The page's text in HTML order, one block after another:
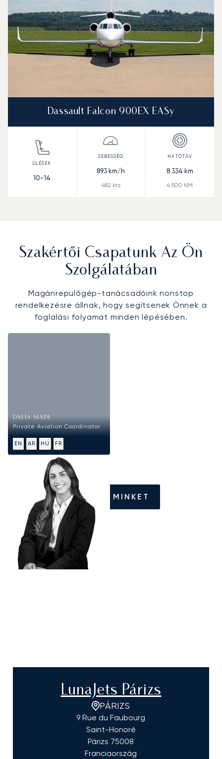
Dassault Falcon 900EX EASy
10-14
893km/h
482 kts
8 334 km
4 500 NM
Szakértői Csapatunk Az Ön
Szolgálatában
Magánrepülőgép-tanácsadóink nonstop
rendelkezésre állnak, hogy segítsenek Önnek a
foglalási folyamat minden lépésében.
DALIA MADI
Private Aviation Coordinator
EN AR HU FR
HÍVJON MINKET
LunaJets Párizs
PÁRIZS
9 Rue du Faubourg
Saint-Honoré
Párizs 75008
Franciaország